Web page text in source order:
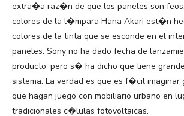
extra�a raz�n de que los paneles son
colores de la l�mpara Hana Akari est�n
colores de la tinta que se esconde en el
paneles. Sony no ha dado fecha de
producto, pero s� ha dicho que tiene
sistema. La verdad es que es f�cil imaginar
que hagan juego con mobiliario urbano en
tradicionales c�lulas fotovoltaicas.